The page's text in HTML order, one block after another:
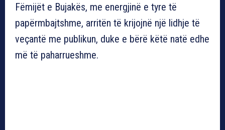
Fëmijët e Bujakës, me energjinë e tyre të
papërmbajtshme, arritën të krijojnë një lidhje të
veçantë me publikun, duke e bërë këtë natë edhe
më të paharrueshme.